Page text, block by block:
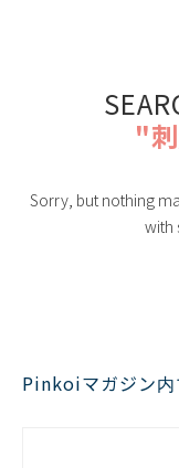
"
Sorry, but nothing
with
Pinkoiマガジン内